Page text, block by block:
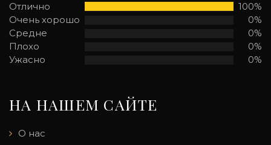
Отлично
100%
Очень хорошо
0%
Средне
0%
Плохо
0%
Ужасно
0%
НА НАШЕМ САЙТЕ
О нас